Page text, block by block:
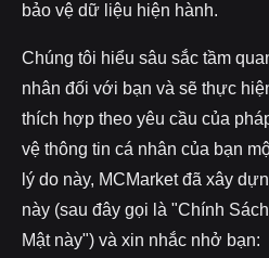
bảo vệ dữ liệu hiện hành.
Chúng tôi hiểu sâu sắc tầm
nhân đối với bạn và sẽ thực
thích hợp theo yêu cầu của
vệ thông tin cá nhân của bạn
lý do này, MCMarket đã xây
này (sau đây gọi là "Chính
Mật này") và xin nhắc nhở bạn: